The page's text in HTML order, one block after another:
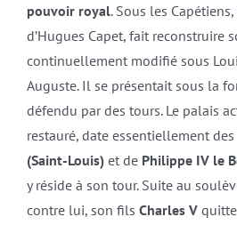
pouvoir royal. Sous les Capétiens,
d’Hugues Capet, fait reconstruire
continuellement modifié sous
Auguste. Il se présentait sous la
défendu par des tours. Le palais
restauré, date essentiellement
(Saint-Louis)et de Philippe IV le
y réside à son tour. Suite au
contre lui, son fils Charles Vquitte